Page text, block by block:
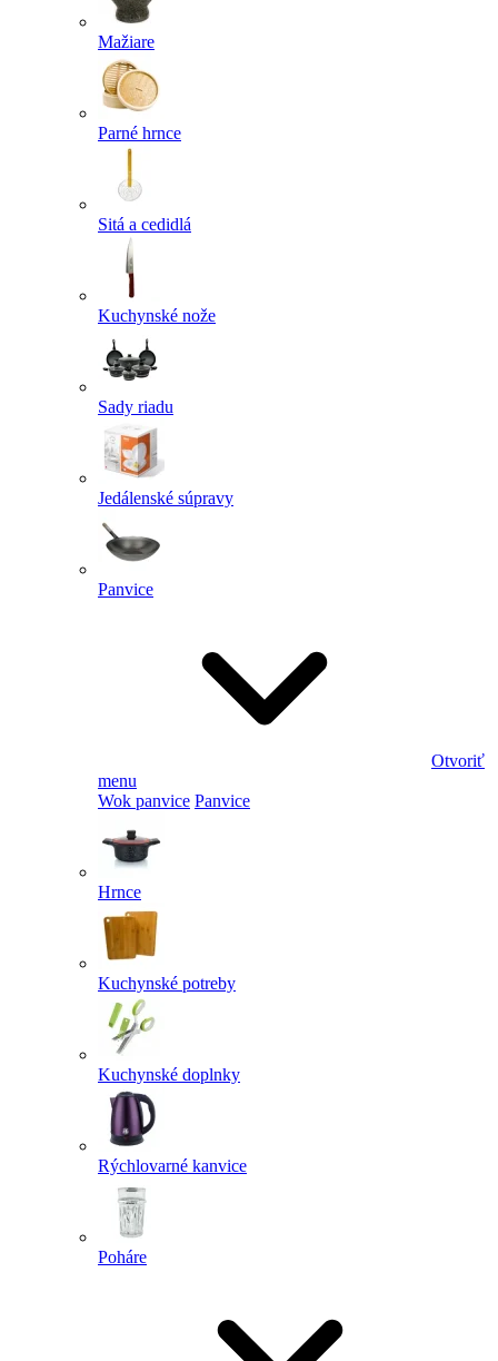
Mažiare
Parné hrnce
Sitá a cedidlá
Kuchynské nože
Sady riadu
Jedálenské súpravy
Panvice
Otvoriť
menu
Wok panvice Panvice
Hrnce
Kuchynské potreby
Kuchynské doplnky
Rýchlovarné kanvice
Poháre